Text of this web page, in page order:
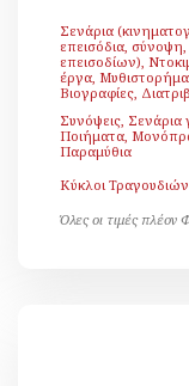
Σενάρια
επεισόδια,
επεισοδίων),
έργα,
Βιογραφίες,
Συνόψεις, Σενάρια
Ποιήματα,
Παραμύθια
Κύκλοι Τραγουδιών
Όλες οι τιμές